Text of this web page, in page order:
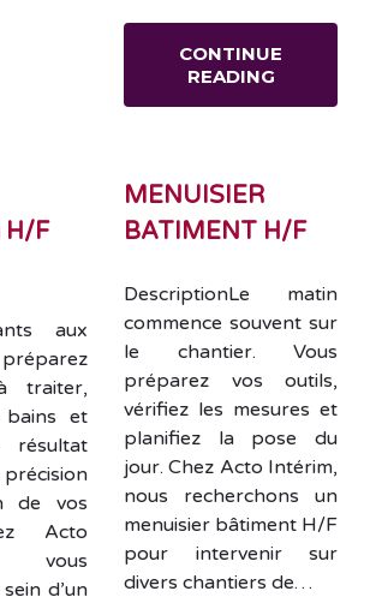
CONTINUE
READING
H/F
aux
traiter,
bains et
résultat
de vos
Acto
vous
d’un
MENUISIER
BATIMENT H/F
DescriptionLe matin
commence souvent sur
le chantier. Vous
préparez vos outils,
vérifiez les mesures et
planifiez la pose du
jour. Chez Acto Intérim,
nous recherchons un
menuisier bâtiment H/F
pour intervenir sur
divers chantiers de…